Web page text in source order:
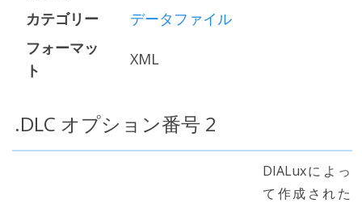
カテゴリー
データファイル
フォーマッ
ト
XML
.DLC オプション番号 2
DIALuxによっ
て作成された